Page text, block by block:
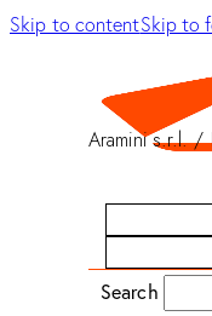
Skip to contentSkip to
Aramini s.r.l. /
Search